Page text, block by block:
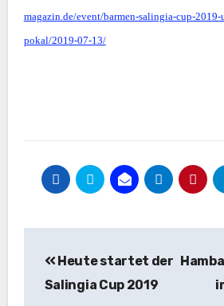
magazin.de/event/barmen-salingia-cup-
pokal/2019-07-13/
Heute startet der
Salingia Cup 2019